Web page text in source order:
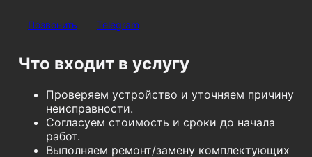
Позвонить Telegram
Что входит в услугу
Проверяем устройство и уточняем причину
неисправности.
Согласуем стоимость и сроки до начала
работ.
Выполняем ремонт/замену комплектующих